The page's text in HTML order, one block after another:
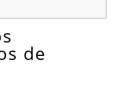
de